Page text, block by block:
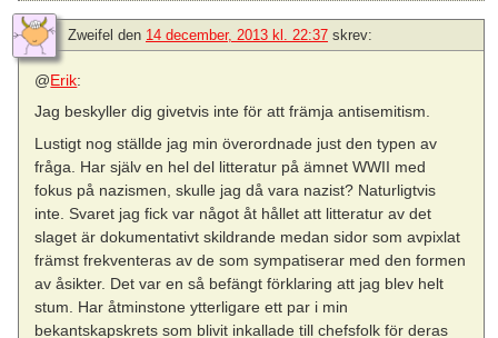
Zweifel den 14 december, 2013 kl. 22:37 skrev:
@Erik:
Jag beskyller dig givetvis inte för att främja antisemitism.
Lustigt nog ställde jag min överordnade just den typen av
fråga. Har själv en hel del litteratur på ämnet WWII med
fokus på nazismen, skulle jag då vara nazist? Naturligtvis
inte. Svaret jag fick var något åt hållet att litteratur av det
slaget är dokumentativt skildrande medan sidor som avpixlat
främst frekventeras av de som sympatiserar med den formen
av åsikter. Det var en så befängt förklaring att jag blev helt
stum. Har åtminstone ytterligare ett par i min
bekantskapskrets som blivit inkallade till chefsfolk för deras